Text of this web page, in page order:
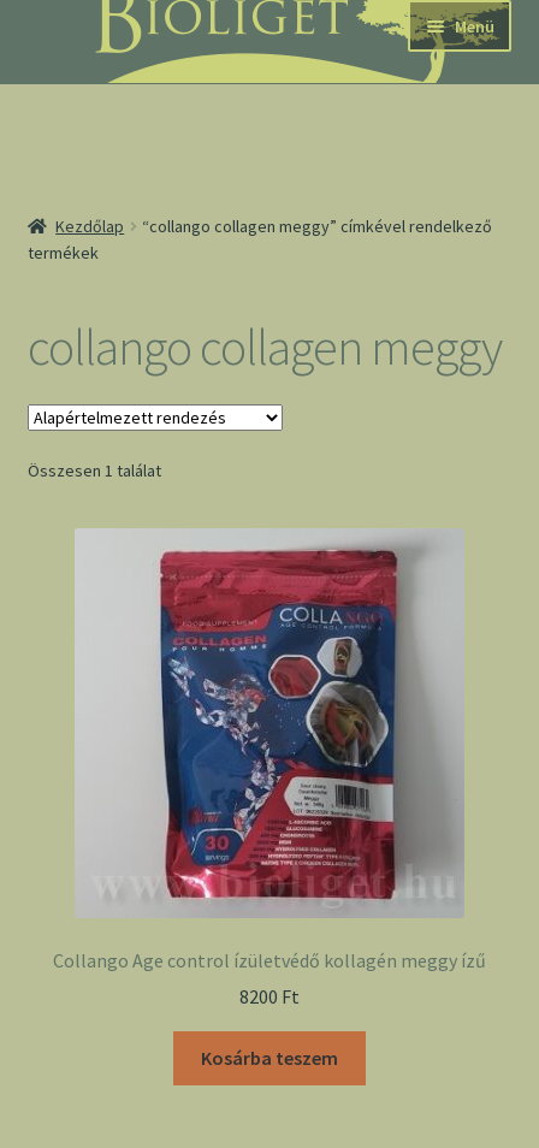
navigációhoz
tartalomba
Menü
Kezdőlap
“collango collagen meggy” címkével rendelkező
termékek
collango collagen meggy
Összesen 1 találat
Collango Age control ízületvédő kollagén meggy ízű
8200 Ft
Kosárba teszem